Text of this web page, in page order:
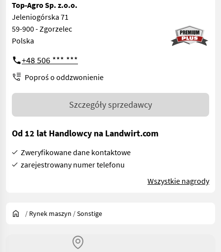
Top-Agro Sp. z.o.o.
Jeleniogórska 71
59-900 - Zgorzelec
Polska
+48 506 *** ***
Poproś o oddzwonienie
Szczegóły sprzedawcy
Od 12 lat Handlowcy na Landwirt.com
Zweryfikowane dane kontaktowe
zarejestrowany numer telefonu
Wszystkie nagrody
/ Rynek maszyn /Sonstige